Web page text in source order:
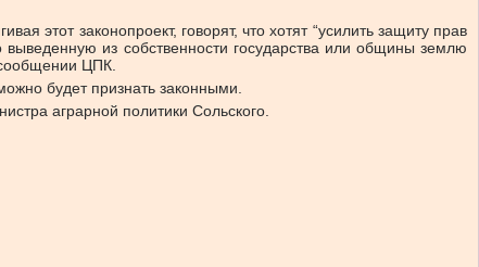
этот законопроект, говорят, что хотят “усилить защиту прав
выведенную из собственности государства или общины землю
ЦПК.
будет признать законными.
аграрной политики Сольского.